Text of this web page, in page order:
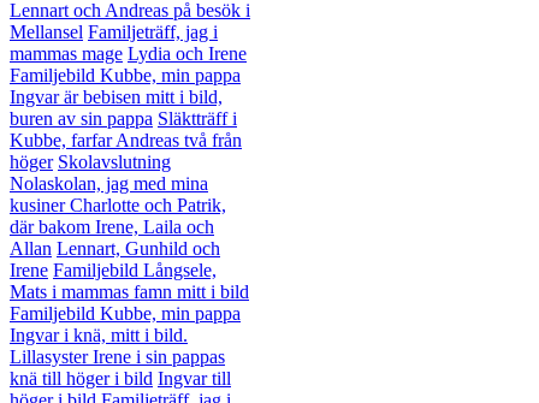
Lennart och Andreas på besök i
Mellansel Familjeträff, jag i
mammas mage Lydia och Irene
Familjebild Kubbe, min pappa
Ingvar är bebisen mitt i bild,
buren av sin pappa Släktträff i
Kubbe, farfar Andreas två från
höger Skolavslutning
Nolaskolan, jag med mina
kusiner Charlotte och Patrik,
där bakom Irene, Laila och
Allan Lennart, Gunhild och
Irene Familjebild Långsele,
Mats i mammas famn mitt i bild
Familjebild Kubbe, min pappa
Ingvar i knä, mitt i bild.
Lillasyster Irene i sin pappas
knä till höger i bild Ingvar till